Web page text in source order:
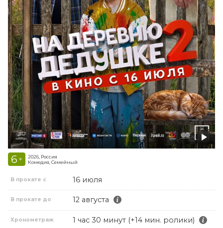
6 +
2026, Россия
Комедия, Семейный
В прокате с 16 июля
В прокате до 12 августа
Хронометраж 1 час 30 минут (+14 мин. ролики)